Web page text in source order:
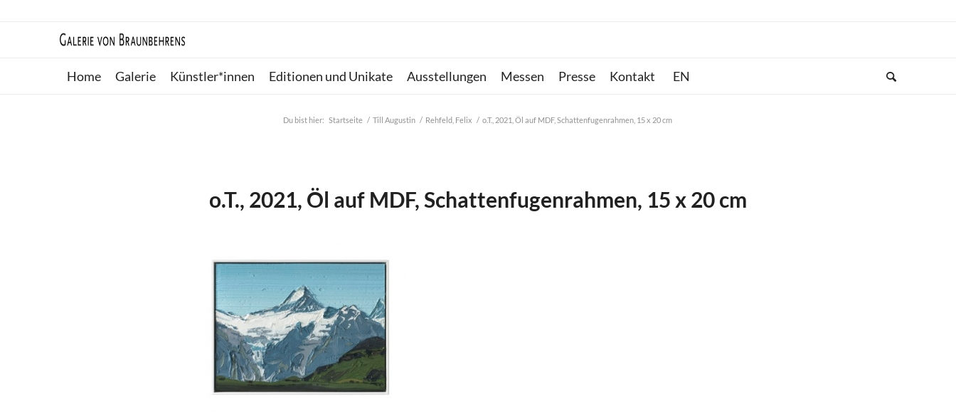
Home Galerie Künstler*innen Editionen und Unikate Ausstellungen Messen Presse Kontakt
Du bist hier: Startseite / Till Augustin / Rehfeld, Felix / o.T., 2021, Öl auf MDF, Schattenfugenrahmen, 15 x 20 cm
o.T., 2021, Öl auf MDF, Schattenfugenrahmen, 15 x 20 cm